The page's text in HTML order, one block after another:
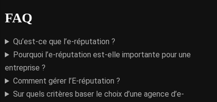
FAQ
Qu’est-ce que l’e-réputation ?
Pourquoi l’e-réputation est-elle importante pour une
entreprise ?
Comment gérer l’E-réputation ?
Sur quels critères baser le choix d’une agence d’e-